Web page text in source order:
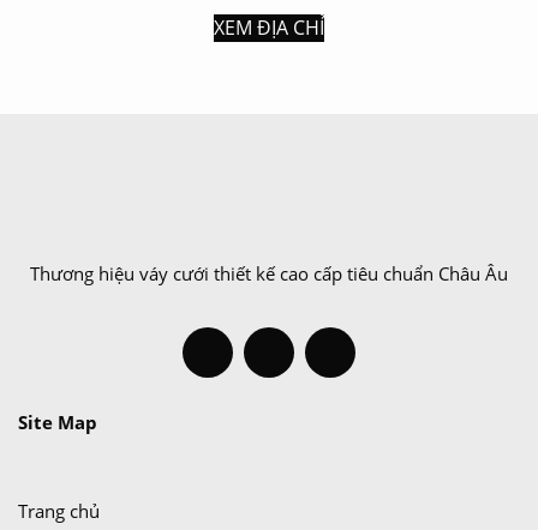
XEM ĐỊA CHỈ
Thương hiệu váy cưới thiết kế cao cấp tiêu chuẩn Châu Âu
Site Map
Trang chủ